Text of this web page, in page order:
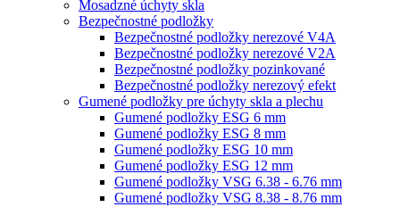
Mosadzné úchyty skla
Bezpečnostné podložky
Bezpečnostné podložky nerezové V4A
Bezpečnostné podložky nerezové V2A
Bezpečnostné podložky pozinkované
Bezpečnostné podložky nerezový efekt
Gumené podložky pre úchyty skla a plechu
Gumené podložky ESG 6 mm
Gumené podložky ESG 8 mm
Gumené podložky ESG 10 mm
Gumené podložky ESG 12 mm
Gumené podložky VSG 6.38 - 6.76 mm
Gumené podložky VSG 8.38 - 8.76 mm